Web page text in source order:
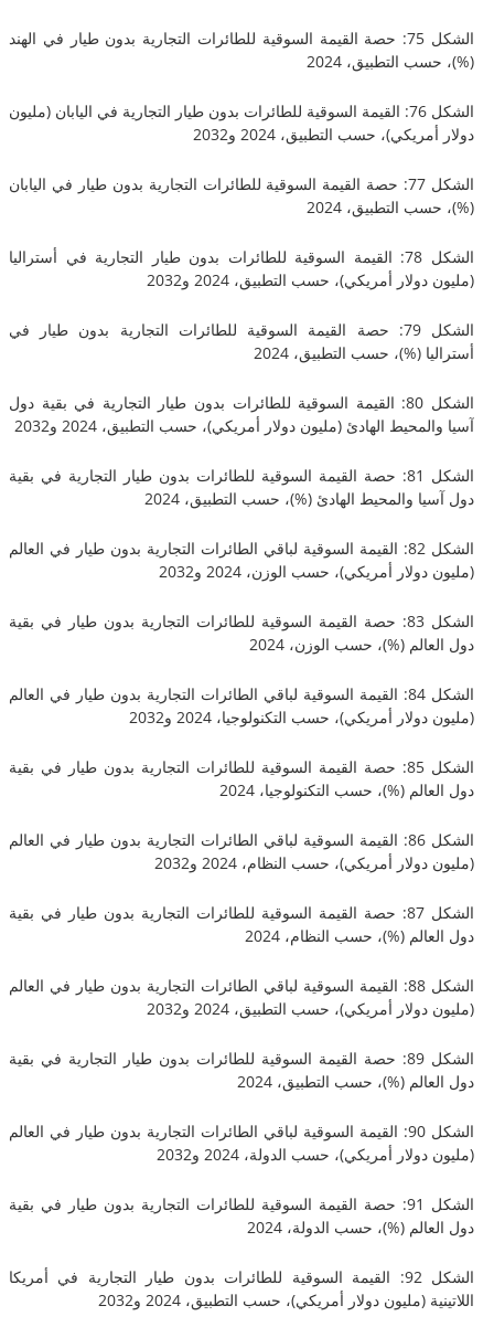
الشكل 75: حصة القيمة السوقية للطائرات التجارية بدون طيار في الهند
التطبيق، 2024
الشكل 76: القيمة السوقية للطائرات بدون طيار التجارية في اليابان (مليون
حسب التطبيق، 2024 و2032
الشكل 77: حصة القيمة السوقية للطائرات التجارية بدون طيار في اليابان
التطبيق، 2024
الشكل 78: القيمة السوقية للطائرات بدون طيار التجارية في أستراليا
أمريكي)، حسب التطبيق، 2024 و2032
الشكل 79: حصة القيمة السوقية للطائرات التجارية بدون طيار في
(%)، حسب التطبيق، 2024
الشكل 80: القيمة السوقية للطائرات بدون طيار التجارية في بقية دول
الهادئ (مليون دولار أمريكي)، حسب التطبيق، 2024 و2032
الشكل 81: حصة القيمة السوقية للطائرات بدون طيار التجارية في بقية
والمحيط الهادئ (%)، حسب التطبيق، 2024
الشكل 82: القيمة السوقية لباقي الطائرات التجارية بدون طيار في العالم
أمريكي)، حسب الوزن، 2024 و2032
الشكل 83: حصة القيمة السوقية للطائرات التجارية بدون طيار في بقية
(%)، حسب الوزن، 2024
الشكل 84: القيمة السوقية لباقي الطائرات التجارية بدون طيار في العالم
أمريكي)، حسب التكنولوجيا، 2024 و2032
الشكل 85: حصة القيمة السوقية للطائرات التجارية بدون طيار في بقية
(%)، حسب التكنولوجيا، 2024
الشكل 86: القيمة السوقية لباقي الطائرات التجارية بدون طيار في العالم
أمريكي)، حسب النظام، 2024 و2032
الشكل 87: حصة القيمة السوقية للطائرات التجارية بدون طيار في بقية
(%)، حسب النظام، 2024
الشكل 88: القيمة السوقية لباقي الطائرات التجارية بدون طيار في العالم
أمريكي)، حسب التطبيق، 2024 و2032
الشكل 89: حصة القيمة السوقية للطائرات بدون طيار التجارية في بقية
(%)، حسب التطبيق، 2024
الشكل 90: القيمة السوقية لباقي الطائرات التجارية بدون طيار في العالم
أمريكي)، حسب الدولة، 2024 و2032
الشكل 91: حصة القيمة السوقية للطائرات التجارية بدون طيار في بقية
(%)، حسب الدولة، 2024
الشكل 92: القيمة السوقية للطائرات بدون طيار التجارية في أمريكا
(مليون دولار أمريكي)، حسب التطبيق، 2024 و2032